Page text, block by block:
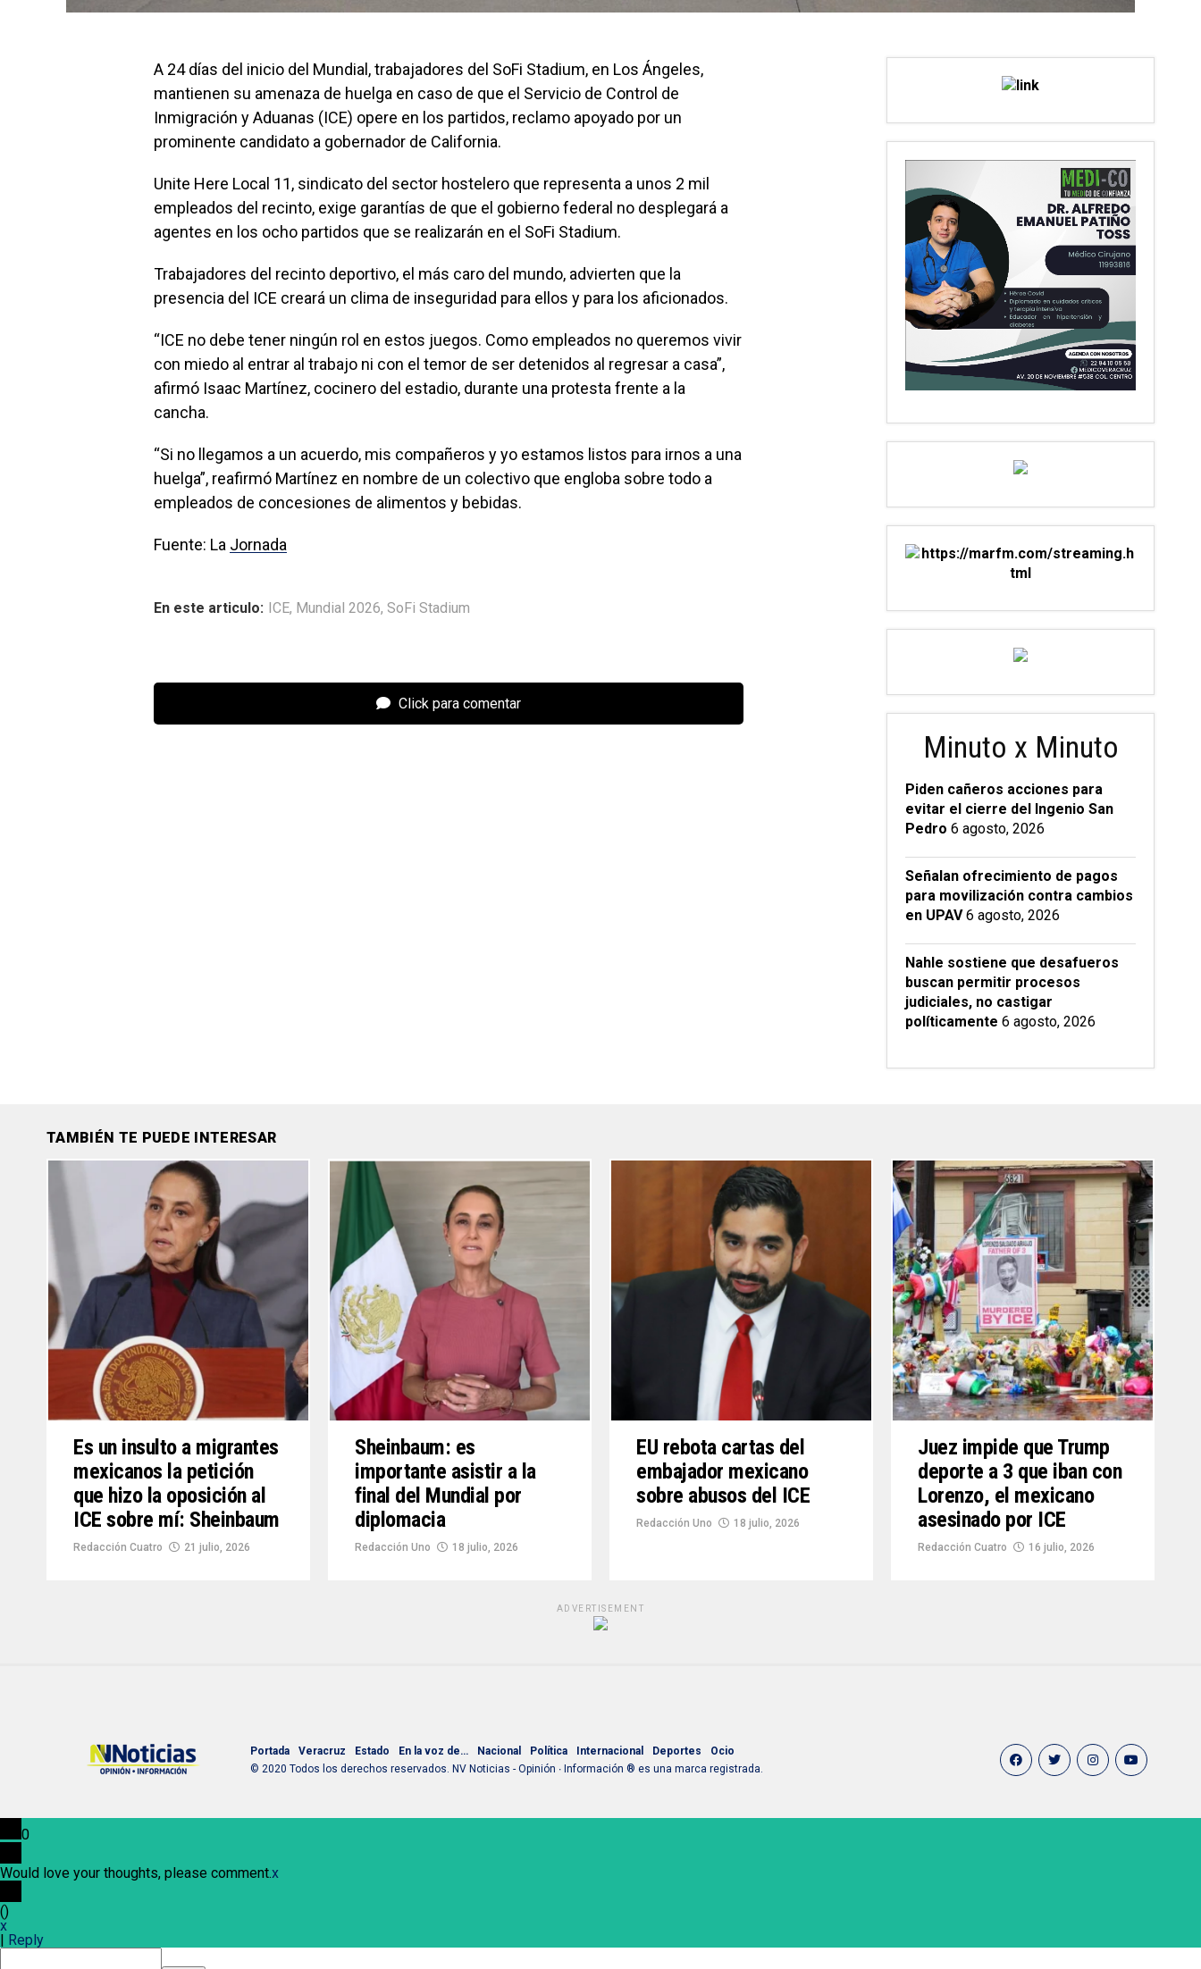
A 24 días del inicio del Mundial, trabajadores del SoFi Stadium, en Los Ángeles,
mantienen su amenaza de huelga en caso de que el Servicio de Control de
Inmigración y Aduanas (ICE) opere en los partidos, reclamo apoyado por un
prominente candidato a gobernador de California.
Unite Here Local 11, sindicato del sector hostelero que representa a unos 2 mil
empleados del recinto, exige garantías de que el gobierno federal no desplegará a
agentes en los ocho partidos que se realizarán en el SoFi Stadium.
Trabajadores del recinto deportivo, el más caro del mundo, advierten que la
presencia del ICE creará un clima de inseguridad para ellos y para los aficionados.
“ICE no debe tener ningún rol en estos juegos. Como empleados no queremos vivir
con miedo al entrar al trabajo ni con el temor de ser detenidos al regresar a casa”,
afirmó Isaac Martínez, cocinero del estadio, durante una protesta frente a la
cancha.
“Si no llegamos a un acuerdo, mis compañeros y yo estamos listos para irnos a una
huelga”, reafirmó Martínez en nombre de un colectivo que engloba sobre todo a
empleados de concesiones de alimentos y bebidas.
Fuente: La Jornada
En este articulo: ICE, Mundial 2026, SoFi Stadium
Click para comentar
Minuto x Minuto
Piden cañeros acciones para
evitar el cierre del Ingenio San
Pedro 6 agosto, 2026
Señalan ofrecimiento de pagos
para movilización contra cambios
en UPAV 6 agosto, 2026
Nahle sostiene que desafueros
buscan permitir procesos
judiciales, no castigar
políticamente 6 agosto, 2026
TAMBIÉN TE PUEDE INTERESAR
Es un insulto a migrantes
mexicanos la petición
que hizo la oposición al
ICE sobre mí: Sheinbaum
Redacción Cuatro 21 julio, 2026
Sheinbaum: es
importante asistir a la
final del Mundial por
diplomacia
Redacción Uno 18 julio, 2026
EU rebota cartas del
embajador mexicano
sobre abusos del ICE
Redacción Uno 18 julio, 2026
Juez impide que Trump
deporte a 3 que iban con
Lorenzo, el mexicano
asesinado por ICE
Redacción Cuatro 16 julio, 2026
ADVERTISEMENT
Portada Veracruz Estado En la voz de… Nacional Política Internacional Deportes
Ocio
© 2020 Todos los derechos reservados. NV Noticias - Opinión ∙ Información ® es una marca registrada.
0
Would love your thoughts, please comment.x
()
x
| Reply